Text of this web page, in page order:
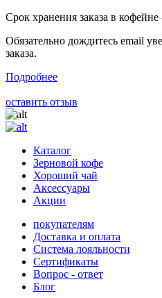
Срок хранения заказа в кофейне
Обязательно дождитесь email
заказа.
Подробнее
оставить отзыв
Каталог
Зерновой кофе
Хороший чай
Аксессуары
Акции
покупателям
Доставка и оплата
Система лояльности
Сертификаты
Вопрос - ответ
Блог